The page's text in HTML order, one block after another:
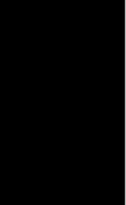
de tus opiniones. ¿Qué
Belinda Chayko, Sullivan
tus pensamientos,
¿Te hizo reír, llorar o
¡No te guardes
apasionada donde la
se detenga. Únete a la